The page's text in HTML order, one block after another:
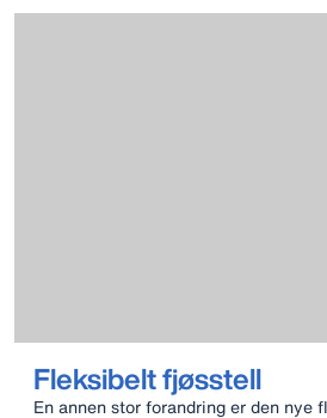
Fleksibelt fjøsstell
En annen stor forandring er den nye